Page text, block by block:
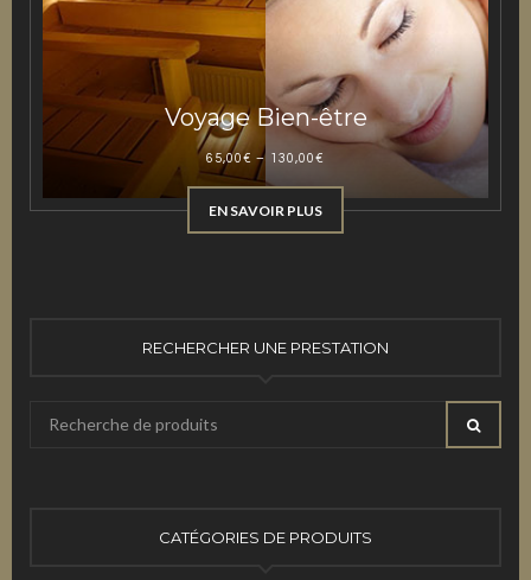
Voyage Bien-être
65,00€ – 130,00€
EN SAVOIR PLUS
RECHERCHER UNE PRESTATION
CATÉGORIES DE PRODUITS